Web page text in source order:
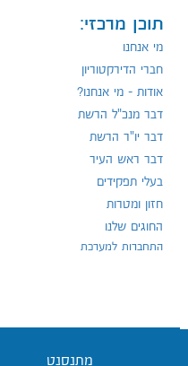
תוכן מרכזי:
מי אנחנו
חברי הדירקטוריון
אודות - מי אנחנו?
דבר מנכ"ל הרשת
דבר יו"ר הרשת
דבר ראש העיר
בעלי תפקידים
חזון ומטרות
החוגים שלנו
התחברות למערכת
מתנסנט